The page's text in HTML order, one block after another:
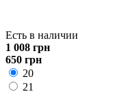
Есть в наличии
1 008 грн
650 грн
20
21